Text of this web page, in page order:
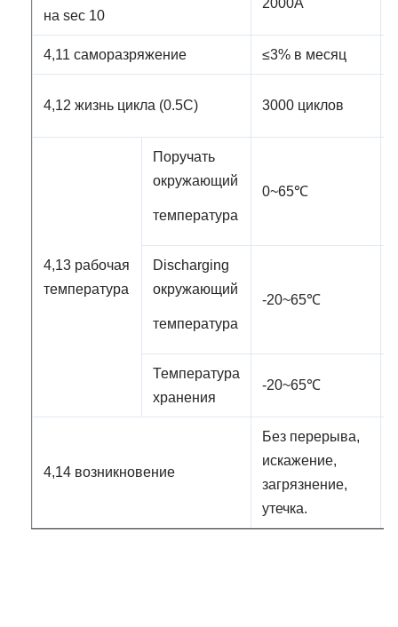
на sec 10
2000A
4,11 саморазряжение ≤3% в месяц
4,12 жизнь цикла (0.5C) 3000 циклов
4,13 рабочая
температура
Поручать
окружающий
температура
0~65℃
Discharging
окружающий
температура
-20~65℃
Температура
хранения
-20~65℃
4,14 возникновение
Без перерыва,
искажение,
загрязнение,
утечка.